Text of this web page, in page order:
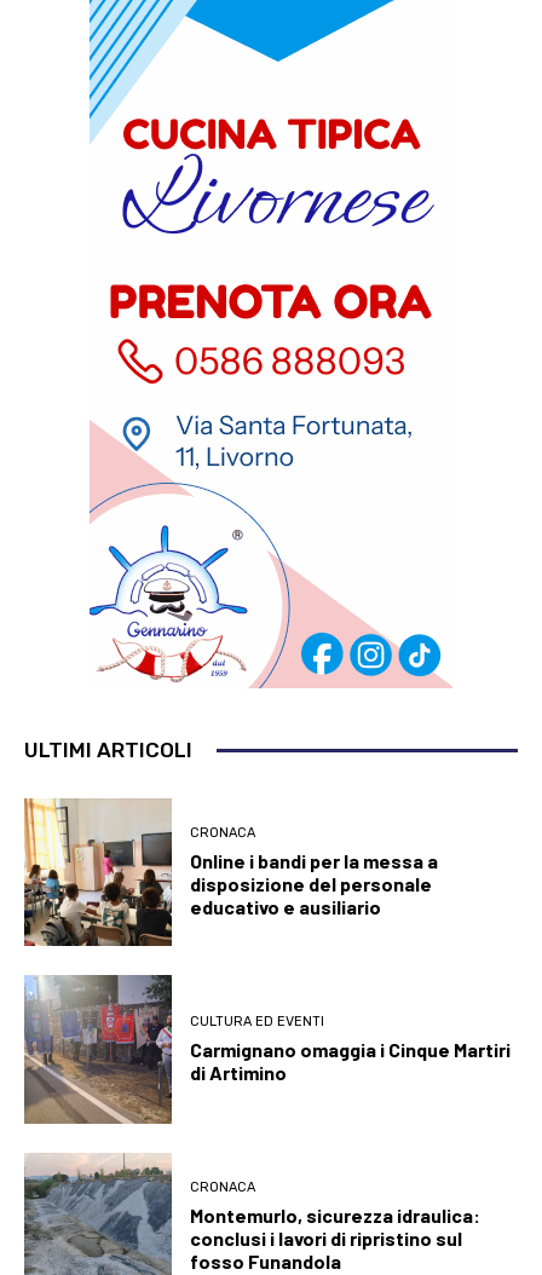
ULTIMI ARTICOLI
CRONACA
Online i bandi per la messa a
disposizione del personale
educativo e ausiliario
CULTURA ED EVENTI
Carmignano omaggia i Cinque Martiri
di Artimino
CRONACA
Montemurlo, sicurezza idraulica:
conclusi i lavori di ripristino sul
fosso Funandola